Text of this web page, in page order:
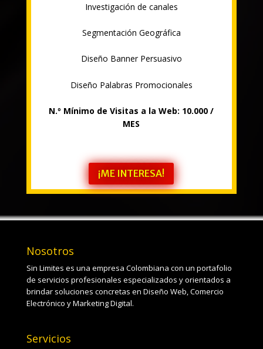
Investigación de canales
Segmentación Geográfica
Diseño Banner Persuasivo
Diseño Palabras Promocionales
N.º Mínimo de Visitas a la Web: 10.000 /
MES
¡ME INTERESA!
Nosotros
Sin Limites es una empresa Colombiana con un portafolio
de servicios profesionales especializados y orientados a
brindar soluciones concretas en Diseño Web, Comercio
Electrónico y Marketing Digital.
Servicios